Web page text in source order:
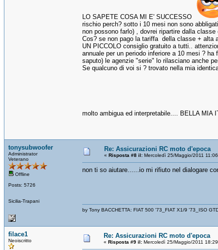
LO SAPETE COSA MI E' SUCCESSO
rischio perch? sotto i 10 mesi non sono
non possono farlo) , dovrei ripartire dalla
Cos? se non pago la tariffa della classe + alta
UN PICCOLO consiglio gratuito a tutti..
annuale per un periodo inferiore a 10 mesi ?
saputo) le agenzie "serie" lo rilasciano anche
Se qualcuno di voi si ? trovato nella mia
molto ambigua ed interpretabile.... BELLA MIA
tonysubwoofer
Administrator
Veterano
Offline
Posts: 5726
Sicilia-Trapani
Re: Assicurazioni RC moto d'epoca
« Risposta #8 il: Mercoledì 25/Maggio/2011
non ti so aiutare......io mi rifiuto nel dialogare
by Tony BACCHETTA: FIAT 500 '73_FIAT X1/9 '73_ISO
filace1
Neoiscritto
Re: Assicurazioni RC moto d'epoca
« Risposta #9 il: Mercoledì 25/Maggio/2011